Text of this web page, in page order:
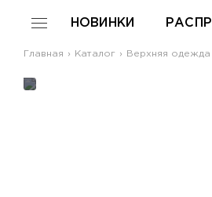
НОВИНКИ
Главная Каталог Верхняя одежда